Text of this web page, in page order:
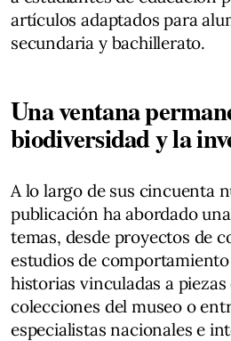
artículos adaptados para
secundaria y bachillerato.
Una ventana
biodiversidad y la
A lo largo de sus cincuenta
publicación ha abordado
temas, desde proyectos de
estudios de
historias vinculadas a
colecciones del museo o
especialistas nacionales e